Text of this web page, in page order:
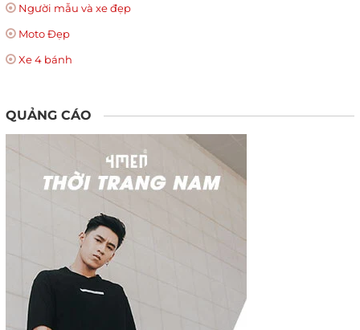
Người mẫu và xe đẹp
Moto Đẹp
Xe 4 bánh
QUẢNG CÁO